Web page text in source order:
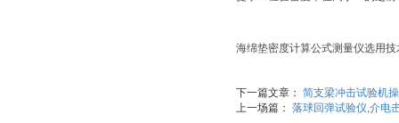
海绵垫密度计算公式测量仪选用技
下一篇文章： 简支梁冲击试验机
上一场篇： 落球回弹试验仪,介电